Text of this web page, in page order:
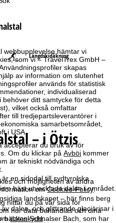
webbupplevelse hämtar vi
som vi – TravelTrex GmbH –
skapas
av information om slutenhet
används för statistisk
individualiserad
ditt samtycke för detta
vilket också omfattar
till tredjepartsleverantörer i
samarbetsområdet,
i USA.
accepterar du bruk av för
Om du klickar påAvböj kommer
är tekniskt nödvändiga och
och möjligheten av ändra
omCookies-Policy.
hittar du på vår sida för
hur data behandlas och dina
dataskydd.
Längdskidåkning
– i Ötzis
en sidodal till sydtyrolska
bäst utvecklade dalen i området.
landskapet – här finns berg
dalen, och glittrande glaciärisar i
bäcken Schnalser Bach, som har